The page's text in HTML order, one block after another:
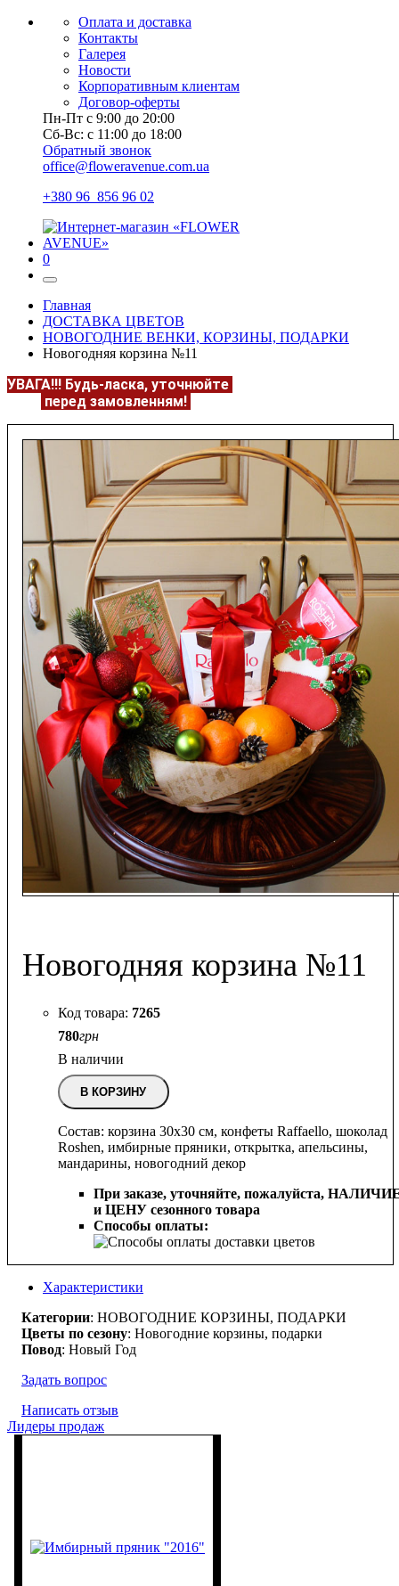
Оплата и доставка
Контакты
Галерея
Новости
Корпоративным клиентам
Договор-оферты
Пн-Пт с 9:00 до 20:00
Сб-Вс: с 11:00 до 18:00
Обратный звонок
office@floweravenue.com.ua
+380 96 856 96 02
0
Главная
ДОСТАВКА ЦВЕТОВ
НОВОГОДНИЕ ВЕНКИ, КОРЗИНЫ, ПОДАРКИ
Новогодняя корзина №11
УВАГА!!! Будь-ласка, уточнюйте
перед замовленням!
Новогодняя корзина №11
7265
780грн
В наличии
В КОРЗИНУ
Состав: корзина 30х30 см, конфеты Raffaello, шоколад
Roshen, имбирные пряники, открытка, апельсины,
мандарины, новогодний декор
При заказе, уточняйте, пожалуйста,
и ЦЕНУ сезонного товара
Способы оплаты:
Характеристики
Категории: НОВОГОДНИЕ КОРЗИНЫ, ПОДАРКИ
Цветы по сезону: Новогодние корзины, подарки
Повод: Новый Год
Задать вопрос
Написать отзыв
Лидеры продаж